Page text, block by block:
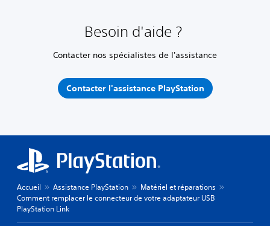
Besoin d'aide ?
Contacter nos spécialistes de l'assistance
Contacter l'assistance PlayStation
Accueil Assistance PlayStation
Matériel et réparations
Comment remplacer le connecteur de votre adaptateur USB
PlayStation Link